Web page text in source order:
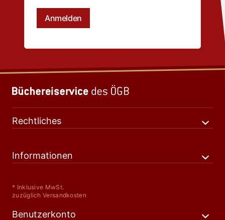
Rechtliches
Informationen
* Inklusive MwSt.
zuzüglich Versandkosten
Benutzerkonto